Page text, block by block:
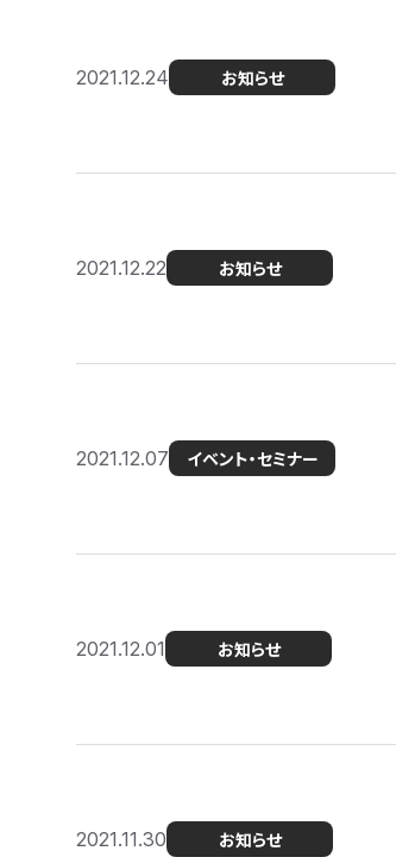
2021.12.24 お知らせ
2021.12.22 お知らせ
2021.12.07 イベント・セミナー
2021.12.01 お知らせ
2021.11.30 お知らせ